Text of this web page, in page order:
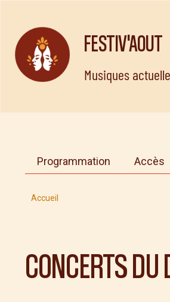
FESTIV'AOUT
Musiques
Programmation Accès
Accueil
CONCERTS DU